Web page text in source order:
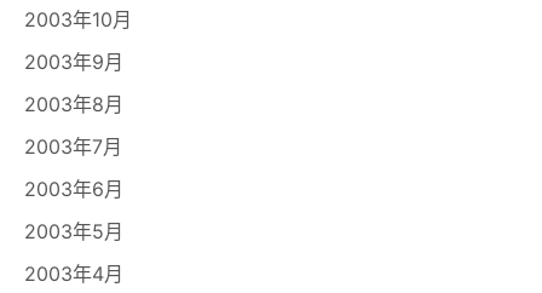
2003年10月
2003年9月
2003年8月
2003年7月
2003年6月
2003年5月
2003年4月